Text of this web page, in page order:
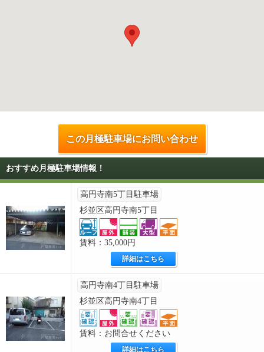
この月極駐車場にお問い合わせ
おすすめ月極駐車場情報！
高円寺南5丁目駐車場
杉並区高円寺南5丁目
賃料：35,000円
詳細はこちら
高円寺南4丁目駐車場
杉並区高円寺南4丁目
賃料：お問合せください
詳細はこちら